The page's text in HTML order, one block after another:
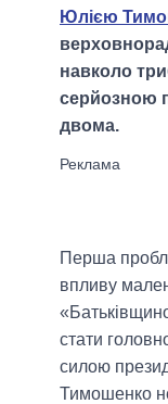
Юлією
навколо
серйозною
двома.
Перша
впливу
стати
силою
Тимошенко